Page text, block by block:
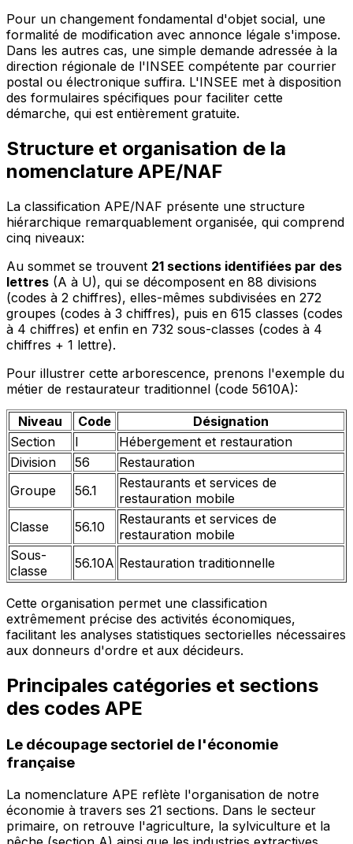
Pour un changement fondamental d'objet social, une
formalité de modification avec annonce légale s'impose.
Dans les autres cas, une simple demande adressée à la
direction régionale de l'INSEE compétente par courrier
postal ou électronique suffira. L'INSEE met à disposition
des formulaires spécifiques pour faciliter cette
démarche, qui est entièrement gratuite.
Structure et organisation de la
nomenclature APE/NAF
La classification APE/NAF présente une structure
hiérarchique remarquablement organisée, qui comprend
cinq niveaux:
Au sommet se trouvent 21 sections identifiées par des
lettres (A à U), qui se décomposent en 88 divisions
(codes à 2 chiffres), elles-mêmes subdivisées en 272
groupes (codes à 3 chiffres), puis en 615 classes (codes
à 4 chiffres) et enfin en 732 sous-classes (codes à 4
chiffres + 1 lettre).
Pour illustrer cette arborescence, prenons l'exemple du
métier de restaurateur traditionnel (code 5610A):
Niveau Code
Désignation
Section
I
Hébergement et restauration
Division
56
Restauration
Groupe
56.1
Restaurants et services de
restauration mobile
Classe
56.10
Restaurants et services de
restauration mobile
Sous-
classe
56.10A Restauration traditionnelle
Cette organisation permet une classification
extrêmement précise des activités économiques,
facilitant les analyses statistiques sectorielles nécessaires
aux donneurs d'ordre et aux décideurs.
Principales catégories et sections
des codes APE
Le découpage sectoriel de l'économie
française
La nomenclature APE reflète l'organisation de notre
économie à travers ses 21 sections. Dans le secteur
primaire, on retrouve l'agriculture, la sylviculture et la